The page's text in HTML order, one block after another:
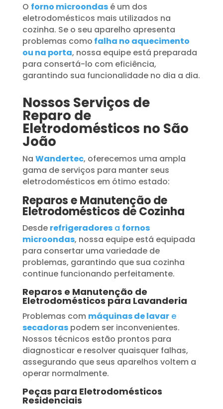
O forno microondasé um dos
eletrodomésticos mais utilizados na
cozinha. Se o seu aparelho apresenta
problemas como falha no aquecimento
ou na porta, nossa equipe está preparada
para consertá-lo com eficiência,
garantindo sua funcionalidade no dia a dia.
Nossos Serviços de
Reparo de
Eletrodomésticos no São
João
Na Wandertec, oferecemos uma ampla
gama de serviços para manter seus
eletrodomésticos em ótimo estado:
Reparos e Manutenção de
Eletrodomésticos de Cozinha
Desde refrigeradoresa fornos
microondas, nossa equipe está equipada
para consertar uma variedade de
problemas, garantindo que sua cozinha
continue funcionando perfeitamente.
Reparos e Manutenção de
Eletrodomésticos para Lavanderia
Problemas com máquinas de lavare
secadoraspodem ser inconvenientes.
Nossos técnicos estão prontos para
diagnosticar e resolver quaisquer falhas,
assegurando que seus aparelhos voltem a
operar normalmente.
Peças para Eletrodomésticos
Residenciais